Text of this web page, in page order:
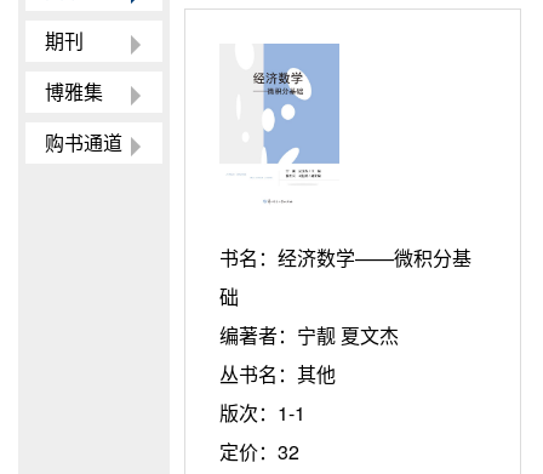
期刊
博雅集
购书通道
书名： 经济数学——微积分基
础
编著者： 宁靓 夏文杰
丛书名： 其他
版次： 1-1
定价： 32